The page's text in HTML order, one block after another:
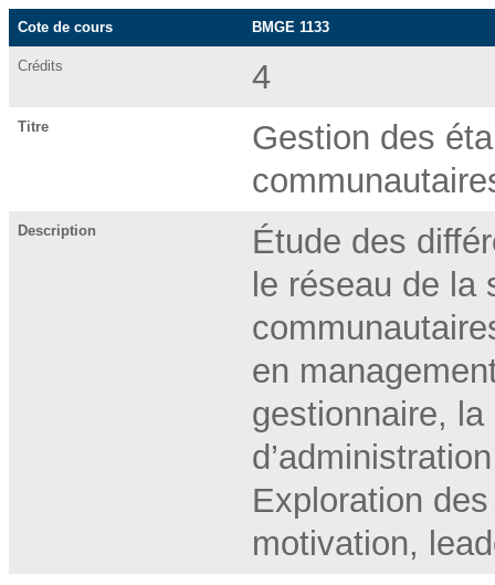
Cote de cours BMGE 1133
Crédits 4
Titre
Gestion des
Description
Étude des
le réseau de
en
gestionnaire,
Exploration
motivation,